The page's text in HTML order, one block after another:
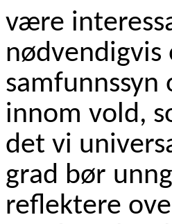
være
innom vold,
det vi
grad bør
reflektere